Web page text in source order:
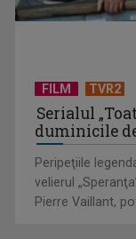
"Dincolo de alb și
FILM TVR2
Serialul
duminicile
Peripeţiile
velierul
Pierre Vaillant, pot